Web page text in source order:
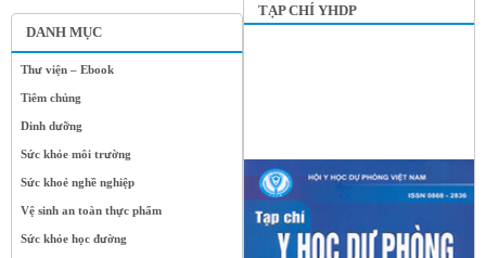
DANH MỤC
Thư viện – Ebook
Tiêm chủng
Dinh dưỡng
Sức khỏe môi trường
Sức khoẻ nghề nghiệp
Vệ sinh an toàn thực phẩm
Sức khỏe học đường
TẠP CHÍ YHDP